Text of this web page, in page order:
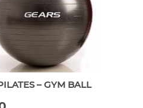
– GYM BALL